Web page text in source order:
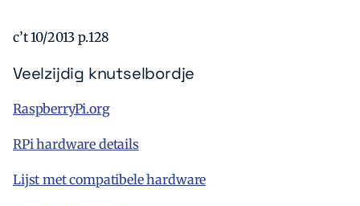
Zoeken
c’t 10/2013 p.128
Veelzijdig knutselbordje
RaspberryPi.org
RPi hardware details
Lijst met compatibele hardware